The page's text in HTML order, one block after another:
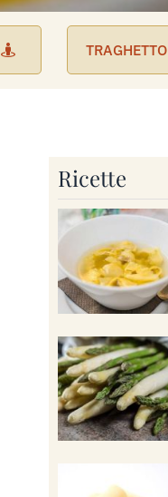
TRAGHETTO
Ricette